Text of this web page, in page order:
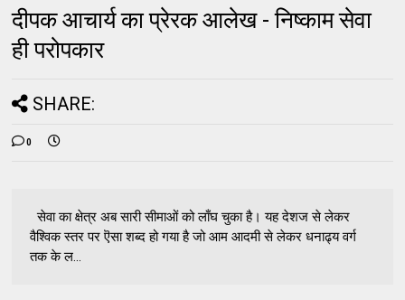
दीपक आचार्य का प्रेरक आलेख - निष्काम सेवा
ही परोपकार
SHARE:
0
सेवा का क्षेत्र अब सारी सीमाओं को लाँघ चुका है। यह देशज से लेकर
वैश्विक स्तर पर ऎसा शब्द हो गया है जो आम आदमी से लेकर धनाढ्य वर्ग
तक के ल...